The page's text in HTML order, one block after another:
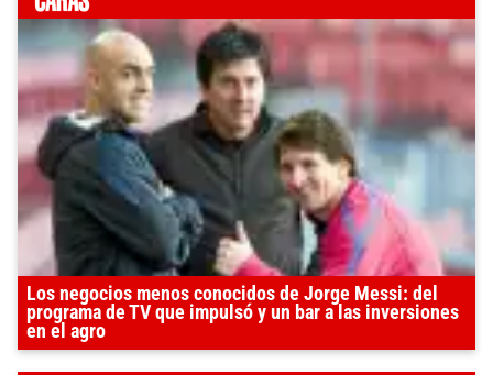
Los negocios menos conocidos de Jorge Messi: del
programa de TV que impulsó y un bar a las inversiones
en el agro